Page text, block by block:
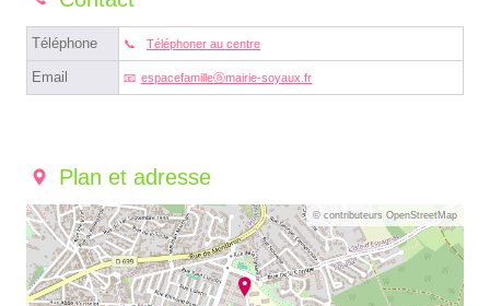
Téléphone Téléphoner au centre
Email espacefamilleⓐmairie-soyaux.fr
Plan et adresse
© contributeurs OpenStreetMap